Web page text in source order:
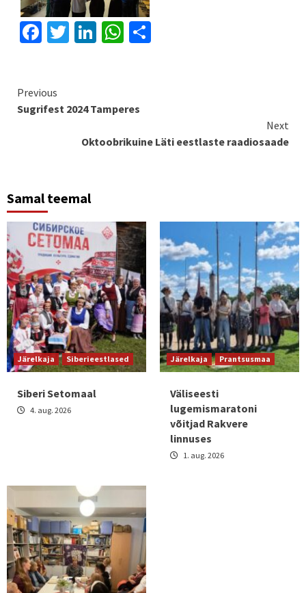
Facebook
Twitter
LinkedIn
WhatsApp
Continue
Reading
Previous
Sugrifest 2024 Tamperes
Next
Oktoobrikuine Läti eestlaste raadiosaade
Samal teemal
Järelkaja Siberieestlased
Siberi Setomaal
4. aug. 2026
Järelkaja Prantsusmaa
Väliseesti
lugemismaratoni
võitjad Rakvere
linnuses
1. aug. 2026